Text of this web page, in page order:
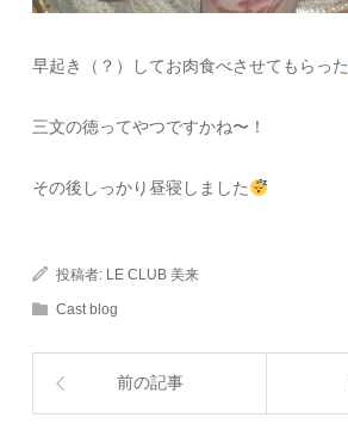
早起き（？）してお肉食べさせてもらった
三文の徳ってやつですかね〜！
その後しっかり昼寝しました
投稿者: LE CLUB 美来
Cast blog
前の記事